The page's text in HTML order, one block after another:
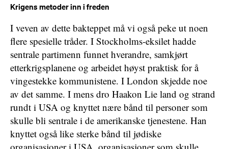
Krigens metoder inn i freden
I veven av dette bakteppet må vi også peke ut noen
flere spesielle tråder. I Stockholms-eksilet hadde
sentrale partimenn funnet hverandre, samkjørt
etterkrigsplanene og arbeidet høyst praktisk for å
vingestekke kommunistene. I London skjedde noe
av det samme. I mens dro Haakon Lie land og strand
rundt i USA og knyttet nære bånd til personer som
skulle bli sentrale i de amerikanske tjenestene. Han
knyttet også like sterke bånd til jødiske